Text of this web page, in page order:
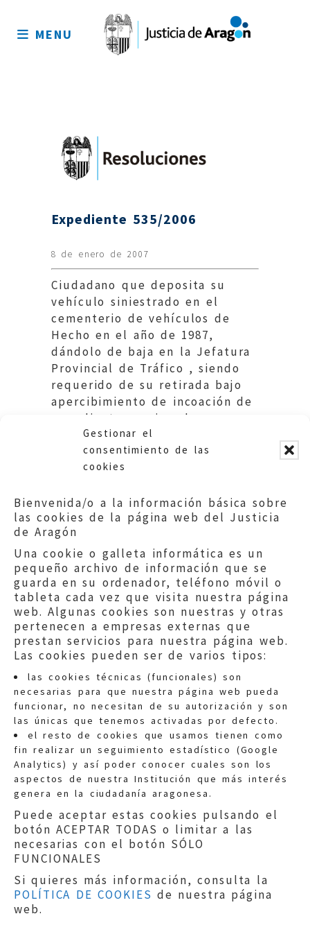
Gestionar el
consentimiento de las
cookies
Bienvenida/o a la información básica sobre
las cookies de la página web del Justicia
de Aragón
Una cookie o galleta informática es un
pequeño archivo de información que se
guarda en su ordenador, teléfono móvil o
tableta cada vez que visita nuestra página
web. Algunas cookies son nuestras y otras
pertenecen a empresas externas que
prestan servicios para nuestra página web.
Las cookies pueden ser de varios tipos:
las cookies técnicas (funcionales) son
necesarias para que nuestra página web pueda
funcionar, no necesitan de su autorización y son
las únicas que tenemos activadas por defecto.
el resto de cookies que usamos tienen como
fin realizar un seguimiento estadístico (Google
Analytics) y así poder conocer cuales son los
aspectos de nuestra Institución que más interés
genera en la ciudadanía aragonesa.
Puede aceptar estas cookies pulsando el
botón ACEPTAR TODAS o limitar a las
necesarias con el botón SÓLO
FUNCIONALES
Si quieres más información, consulta la
POLÍTICA DE COOKIES de nuestra página
web.
sitio
MENU
Expediente 535/2006
8 de enero de 2007
Ciudadano que deposita su
vehículo siniestrado en el
cementerio de vehículos de
Hecho en el año de 1987,
dándolo de baja en la Jefatura
Provincial de Tráfico , siendo
requerido de su retirada bajo
apercibimiento de incoación de
expediente sancionador
diecinueve años más tarde.DGA
Quejas:quejas@eljusticiadearagon.es
Información general:
informacion@eljusticiadearagon.es
Teléfonos:900 210 210/
Aviso legal|Política de privacidad|
Protección de Datos